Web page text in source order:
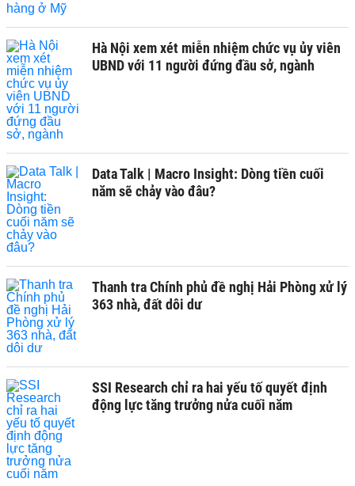
Hà Nội xem xét miễn nhiệm chức vụ ủy viên
UBND với 11 người đứng đầu sở, ngành
Data Talk | Macro Insight: Dòng tiền cuối
năm sẽ chảy vào đâu?
Thanh tra Chính phủ đề nghị Hải Phòng xử lý
363 nhà, đất dôi dư
SSI Research chỉ ra hai yếu tố quyết định
động lực tăng trưởng nửa cuối năm